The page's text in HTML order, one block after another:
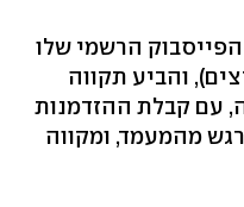
הפייסבוק הרשמי שלו
אלף מעריצים), והביע תקווה
עם קבלת ההזדמנות
מהמעמד, ומקווה